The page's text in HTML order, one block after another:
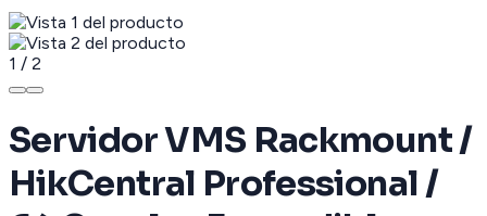
1 / 2
Servidor VMS Rackmount /
HikCentral Professional /